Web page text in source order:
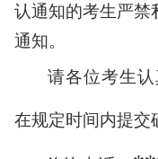
认通知的考生严禁
通知。
请各位考生
在规定时间内提交